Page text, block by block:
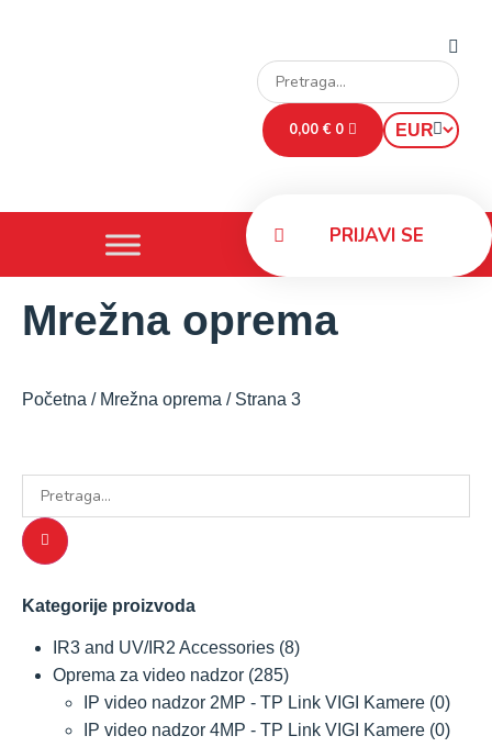
0,00 € 0
PRIJAVI SE
Mrežna oprema
Početna / Mrežna oprema / Strana 3
Kategorije proizvoda
IR3 and UV/IR2 Accessories (8)
Oprema za video nadzor (285)
IP video nadzor 2MP - TP Link VIGI Kamere (0)
IP video nadzor 4MP - TP Link VIGI Kamere (0)